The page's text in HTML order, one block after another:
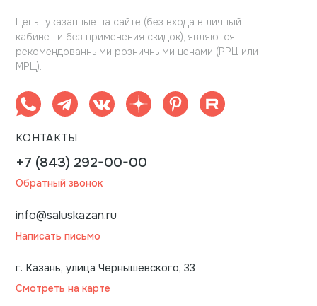
Цены, указанные на сайте (без входа в личный
кабинет и без применения скидок), являются
рекомендованными розничными ценами (РРЦ или
МРЦ).
КОНТАКТЫ
+7 (843) 292-00-00
Обратный звонок
info@saluskazan.ru
Написать письмо
г. Казань, улица Чернышевского, 33
Смотреть на карте